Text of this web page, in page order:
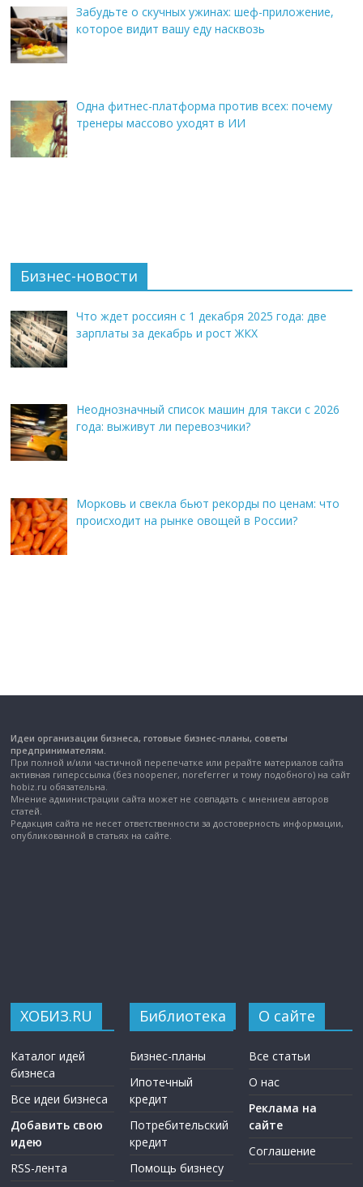
Забудьте о скучных ужинах: шеф-приложение,
которое видит вашу еду насквозь
Одна фитнес-платформа против всех: почему
тренеры массово уходят в ИИ
Бизнес-новости
Что ждет россиян с 1 декабря 2025 года: две
зарплаты за декабрь и рост ЖКХ
Неоднозначный список машин для такси с 2026
года: выживут ли перевозчики?
Морковь и свекла бьют рекорды по ценам: что
происходит на рынке овощей в России?
Идеи организации бизнеса, готовые бизнес-планы, советы
предпринимателям.
При полной и/или частичной перепечатке или рерайте материалов сайта
активная гиперссылка (без noopener, noreferrer и тому подобного) на сайт
hobiz.ru обязательна.
Мнение администрации сайта может не совпадать с мнением авторов
статей.
Редакция сайта не несет ответственности за достоверность информации,
опубликованной в статьях на сайте.
ХОБИЗ.RU
Каталог идей
бизнеса
Все идеи бизнеса
Добавить свою
идею
RSS-лента
Библиотека
Бизнес-планы
Ипотечный
кредит
Потребительский
кредит
Помощь бизнесу
О сайте
Все статьи
О нас
Реклама на
сайте
Соглашение